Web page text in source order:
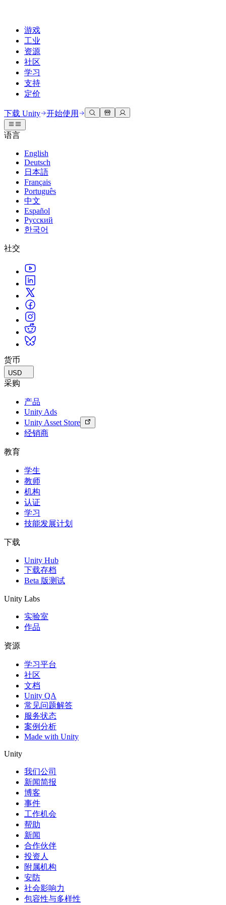
游戏
工业
资源
社区
学习
支持
定价
开发
Unity 引擎
为任何平台构建2D和3D游戏
协作
与团队协作并快速迭代
下载 Unity
计划和定价
部署
探索 Unity 支持的超过 25 个平台
常态化运营
游戏上线后的数据洞察与常态化运营
Grow
用户获取
被发现并获取移动用户
管理跨门店和D2C渠道的IAP（应用内购买）
商业化
通过 Unity 投放广告
使用案例
移动游戏
使用 Unity 打造移动端爆款游戏
独立游戏
小团队也能做出大游戏
XR 游戏
跨平台发布 XR 游戏
多人游戏
简化多人游戏开发
使用案例
3D协作
实时构建和审查3D项目
沉浸式培训
在沉浸式环境中培训
客户体验
创建互动3D体验
行业
实现运营卓越
零售
将店内体验转化为在线体验
汽车
提升创新能力和车内体验
查看所有行业
技术库
文档
官方用户手册和API参考
开发者工具
发布版本和问题跟踪器
路线图
查看即将推出的功能
技术术语库
案例分析
真实成功案例
最佳实践指南
专家提示和技巧
演示
演示、示例和构建模块
所有资源
新增功能
博客
更新、信息和技术提示
新闻
新闻、故事和新闻中心
社区中心
讨论
讨论、解决问题和连接
事件
全球和本地活动
社区故事
Made with Unity
展示Unity创作者
直播活动
Unity奖项
庆祝全球的Unity创作者
适合每个级别
Unity Learn
免费掌握Unity技能
专业培训
通过Unity培训师提升您的团队
Unity新手
准备开始
开始您的学习
你是Unity 新手？开始您的旅程
使用指南
可操作的技巧和最佳实践
教育
对于学生
开启您的职业生涯
增强您的教学
教育资助许可证
认证
证明您的Unity精通
支持选项
获取帮助
帮助您在Unity中取得成功
成功计划
通过专家支持更快实现目标
常见问题解答
常见问题解答
联系我们
下载 Unity 开始使用
语言
English
Deutsch
日本語
Français
Português
中文
Español
Русский
한국어
社交
货币
USD
采购
产品
Unity Ads
Unity Asset Store
经销商
教育
学生
教师
机构
认证
学习
技能发展计划
下载
Unity Hub
下载存档
Beta 版测试
Unity Labs
实验室
作品
资源
学习平台
社区
文档
Unity QA
常见问题解答
服务状态
案例分析
Made with Unity
Unity
我们公司
新闻简报
博客
事件
工作机会
帮助
新闻
合作伙伴
投资人
附属机构
安防
社会影响力
包容性与多样性